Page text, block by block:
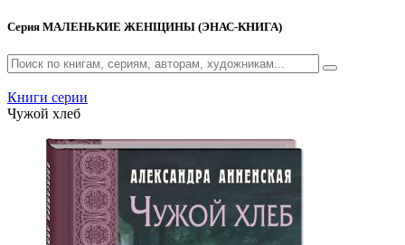
Серия МАЛЕНЬКИЕ ЖЕНЩИНЫ (ЭНАС-КНИГА)
Книги серии
Чужой хлеб